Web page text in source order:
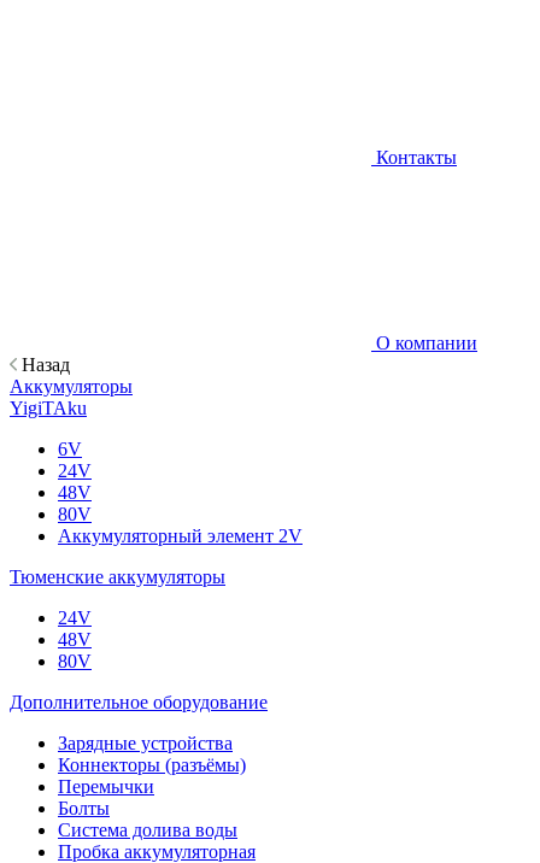
Контакты
О компании
Назад
Аккумуляторы
YigiTAku
6V
24V
48V
80V
Аккумуляторный элемент 2V
Тюменские аккумуляторы
24V
48V
80V
Дополнительное оборудование
Зарядные устройства
Коннекторы (разъёмы)
Перемычки
Болты
Система долива воды
Пробка аккумуляторная